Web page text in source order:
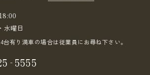
水曜日
有り満車の場合は従業員にお尋ね下さい。
- 5555